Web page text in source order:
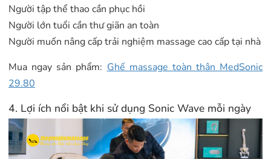
Người tập thể thao cần phục hồi
Người lớn tuổi cần thư giãn an toàn
Người muốn nâng cấp trải nghiệm massage cao cấp tại nhà
Mua ngay sản phẩm: Ghế massage toàn thân MedSonic
29.80
4. Lợi ích nổi bật khi sử dụng Sonic Wave mỗi ngày